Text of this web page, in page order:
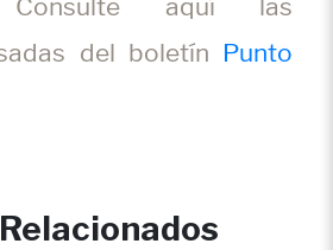
Consulte aquí las
del boletín Punto